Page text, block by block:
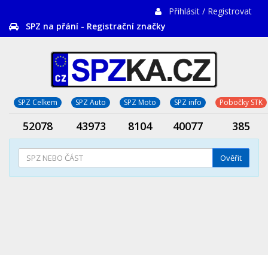
Přihlásit / Registrovat
SPZ na přání - Registrační značky
SPZ Celkem SPZ Auto SPZ Moto SPZ info Pobočky STK
52078 43973 8104 40077 385
Ověřit